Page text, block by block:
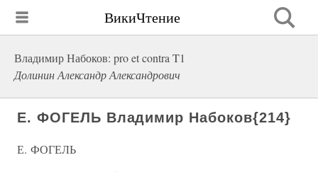
ВикиЧтение
Владимир Набоков: pro et contra T1
Долинин Александр Александрович
Е. ФОГЕЛЬ Владимир Набоков{214}
Е. ФОГЕЛЬ